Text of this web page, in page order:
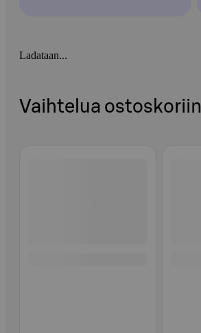
Ladataan...
Vaihtelua ostoskoriin